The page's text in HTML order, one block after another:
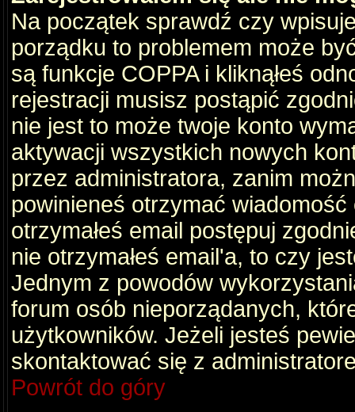
Na początek sprawdź czy
porządku to problemem może
są funkcje COPPA i kliknąłeś
rejestracji musisz postąpić
nie jest to może twoje konto
aktywacji wszystkich nowych
przez administratora, zanim
powinieneś otrzymać
otrzymałeś email postępuj
nie otrzymałeś email'a, to czy
Jednym z powodów
forum osób nieporządanych,
użytkowników. Jeżeli jesteś
skontaktować się z
Powrót do góry